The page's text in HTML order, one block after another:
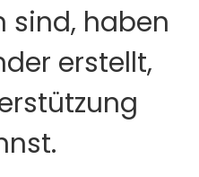
sind, haben
erstellt,